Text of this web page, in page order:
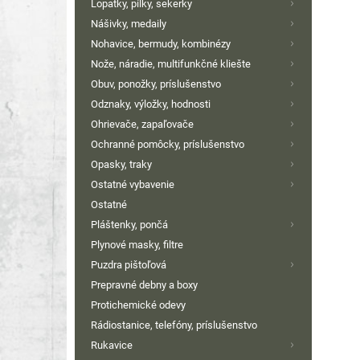
Lopatky, pílky, sekerky
Nášivky, medaily
Nohavice, bermudy, kombinézy
Nože, náradie, multifunkčné kliešte
Obuv, ponožky, príslušenstvo
Odznaky, výložky, hodnosti
Ohrievače, zapaľovače
Ochranné pomôcky, príslušenstvo
Opasky, traky
Ostatné vybavenie
Ostatné
Pláštenky, pončá
Plynové masky, filtre
Puzdra pištoľová
Prepravné debny a boxy
Protichemické odevy
Rádiostanice, telefóny, príslušenstvo
Rukavice